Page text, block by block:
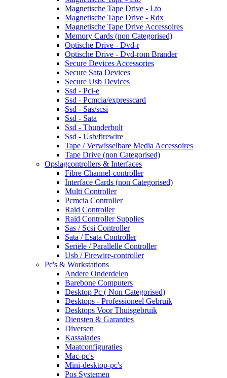
Magnetische Tape Drive - Lto
Magnetische Tape Drive - Rdx
Magnetische Tape Drive Accessoires
Memory Cards (non Categorised)
Optische Drive - Dvd-r
Optische Drive - Dvd-rom Brander
Secure Devices Accessories
Secure Sata Devices
Secure Usb Devices
Ssd - Pci-e
Ssd - Pcmcia/expresscard
Ssd - Sas/scsi
Ssd - Sata
Ssd - Thunderbolt
Ssd - Usb/firewire
Tape / Verwisselbare Media Accessoires
Tape Drive (non Categorised)
Opslagcontrollers & Interfaces
Fibre Channel-controller
Interface Cards (non Categorised)
Multi Controller
Pcmcia Controller
Raid Controller
Raid Controller Supplies
Sas / Scsi Controller
Sata / Esata Controller
Seriële / Parallelle Controller
Usb / Firewire-controller
Pc's & Workstations
Andere Onderdelen
Barebone Computers
Desktop Pc ( Non Categorised)
Desktops - Professioneel Gebruik
Desktops Voor Thuisgebruik
Diensten & Garanties
Diversen
Kassalades
Maatconfiguraties
Mac-pc's
Mini-desktop-pc's
Pos Systemen